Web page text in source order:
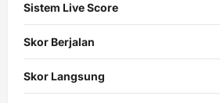
Sistem Live Score
Skor Berjalan
Skor Langsung